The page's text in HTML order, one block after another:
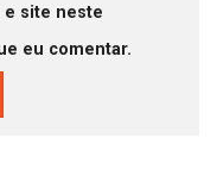
e site neste
eu comentar.